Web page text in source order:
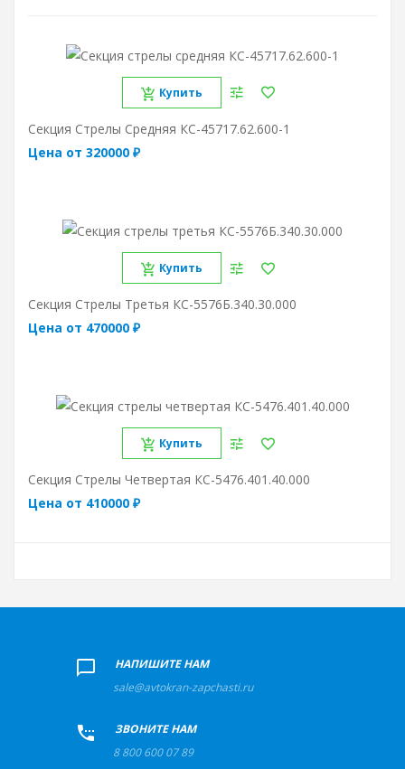
Купить
Секция Стрелы Средняя КС-45717.62.600-1
Цена от 320000 ₽
Купить
Секция Стрелы Третья КС-5576Б.340.30.000
Цена от 470000 ₽
Купить
Секция Стрелы Четвертая КС-5476.401.40.000
Цена от 410000 ₽
НАПИШИТЕ НАМ
sale@avtokran-zapchasti.ru
ЗВОНИТЕ НАМ
8 800 600 07 89